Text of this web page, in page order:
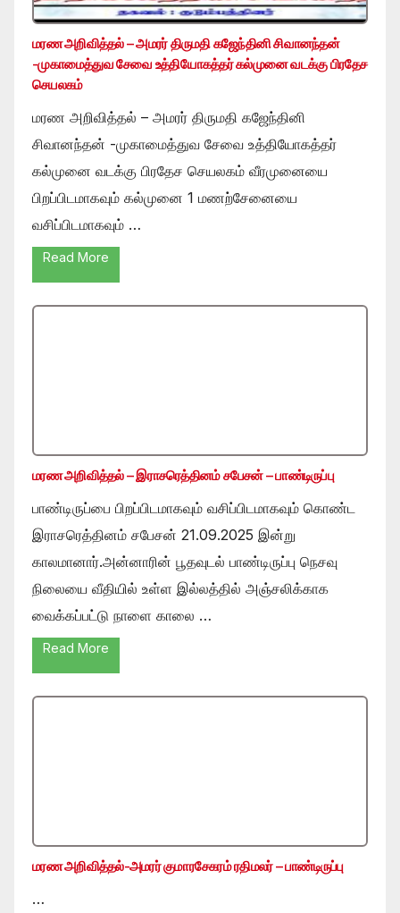
மரண அறிவித்தல் – அமரர் திருமதி கஜேந்தினி சிவானந்தன்
-முகாமைத்துவ சேவை உத்தியோகத்தர் கல்முனை வடக்கு பிரதேச
செயலகம்
மரண அறிவித்தல் – அமரர் திருமதி கஜேந்தினி
சிவானந்தன் -முகாமைத்துவ சேவை உத்தியோகத்தர்
கல்முனை வடக்கு பிரதேச செயலகம் வீரமுனையை
பிறப்பிடமாகவும் கல்முனை 1 மணற்சேனையை
வசிப்பிடமாகவும் …
Read More
மரண அறிவித்தல் – இராசரெத்தினம் சபேசன் – பாண்டிருப்பு
பாண்டிருப்பை பிறப்பிடமாகவும் வசிப்பிடமாகவும் கொண்ட
இராசரெத்தினம் சபேசன் 21.09.2025 இன்று
காலமானார்.அன்னாரின் பூதவுடல் பாண்டிருப்பு நெசவு
நிலையை வீதியில் உள்ள இல்லத்தில் அஞ்சலிக்காக
வைக்கப்பட்டு நாளை காலை …
Read More
மரண அறிவித்தல்-அமரர் குமாரசேகரம் ரதிமலர் – பாண்டிருப்பு
…